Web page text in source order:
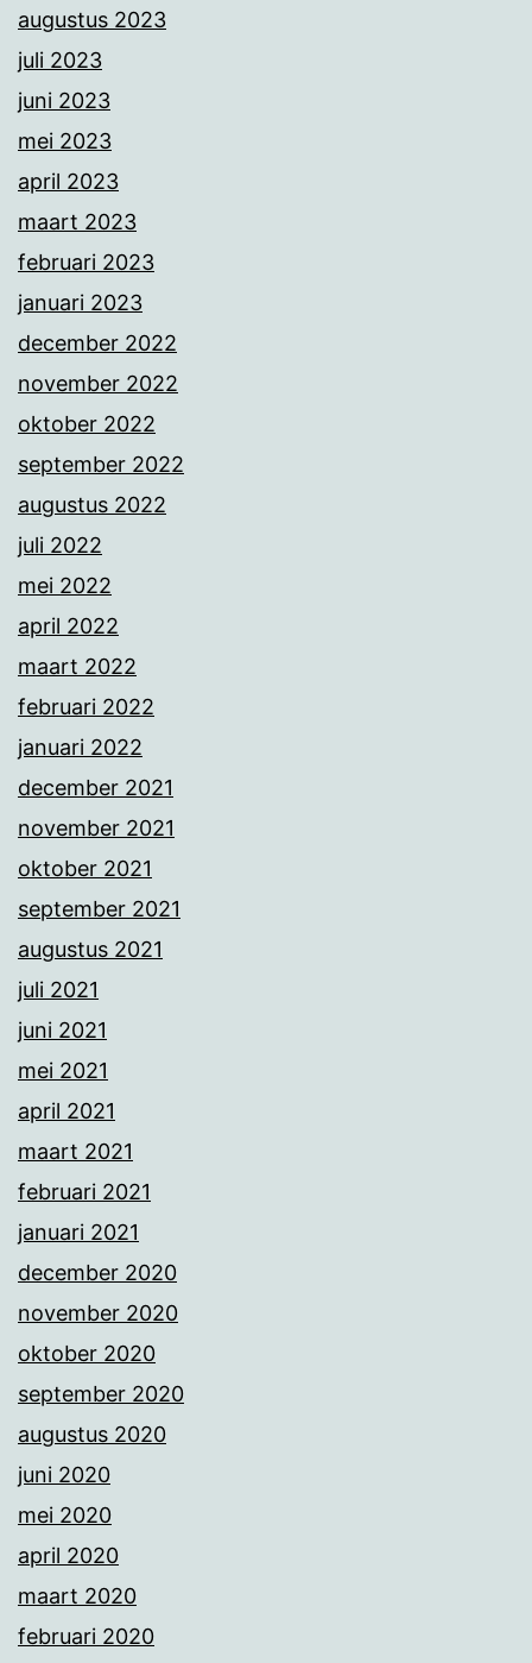
augustus 2023
juli 2023
juni 2023
mei 2023
april 2023
maart 2023
februari 2023
januari 2023
december 2022
november 2022
oktober 2022
september 2022
augustus 2022
juli 2022
mei 2022
april 2022
maart 2022
februari 2022
januari 2022
december 2021
november 2021
oktober 2021
september 2021
augustus 2021
juli 2021
juni 2021
mei 2021
april 2021
maart 2021
februari 2021
januari 2021
december 2020
november 2020
oktober 2020
september 2020
augustus 2020
juni 2020
mei 2020
april 2020
maart 2020
februari 2020